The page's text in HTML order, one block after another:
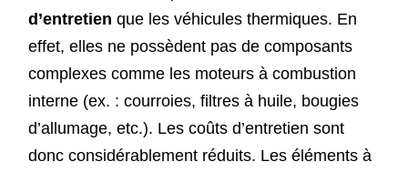
d’entretien que les véhicules thermiques. En
effet, elles ne possèdent pas de composants
complexes comme les moteurs à combustion
interne (ex. : courroies, filtres à huile, bougies
d’allumage, etc.). Les coûts d’entretien sont
donc considérablement réduits. Les éléments à